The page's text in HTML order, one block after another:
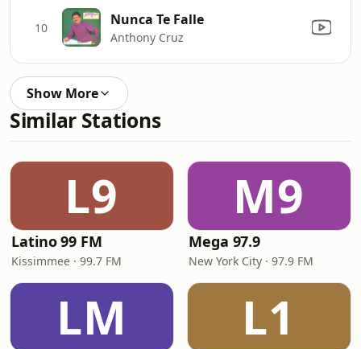
10 Nunca Te Falle
Anthony Cruz
Show More
Similar Stations
L9
Latino 99 FM
Kissimmee · 99.7 FM
M9
Mega 97.9
New York City · 97.9 FM
LM L1